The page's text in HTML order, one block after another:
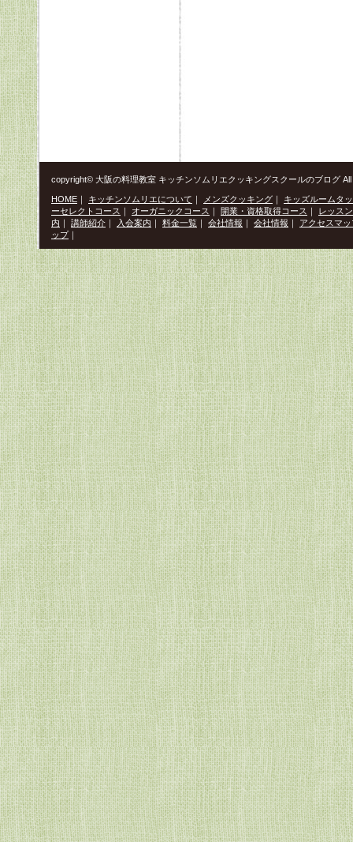
copyright© 大阪の料理教室 キッチンソムリエクッキングスクールのブログ
HOME ｜ キッチンソムリエについて ｜ メンズクッキング ｜
キッズルームタ
ーセレクトコース ｜ オーガニックコース ｜ 開業・資格取得コース ｜
レッス
内 ｜ 講師紹介 ｜ 入会案内 ｜ 料金一覧 ｜ 会社情報 ｜ 会社情報 ｜
アクセスマッ
ップ｜